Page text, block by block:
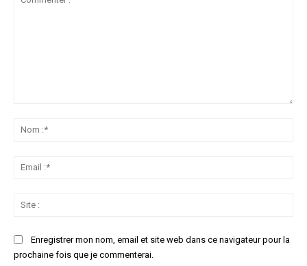
Enregistrer mon nom, email et site web dans ce navigateur pour la
prochaine fois que je commenterai.